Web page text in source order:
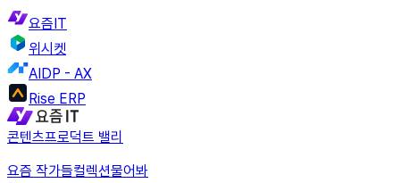
요즘IT
위시켓
AIDP - AX
Rise ERP
콘텐츠프로덕트 밸리
요즘 작가들컬렉션물어봐